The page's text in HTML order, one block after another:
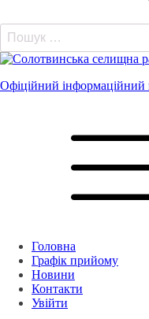
Пошук:
Офіційний інформаційний
Головна
Графік прийому
Новини
Контакти
Увійти